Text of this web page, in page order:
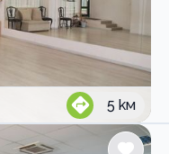
5 км
Dance House